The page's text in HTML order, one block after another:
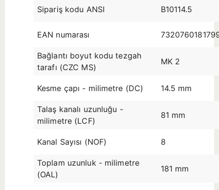
Sipariş kodu ANSI B10114.5
EAN numarası
Bağlantı boyut kodu tezgah
tarafı (CZC MS)
MK 2
Kesme çapı - milimetre (DC) 14.5 mm
Talaş kanalı uzunluğu -
milimetre (LCF)
81 mm
Kanal Sayısı (NOF) 8
Toplam uzunluk - milimetre
(OAL)
181 mm